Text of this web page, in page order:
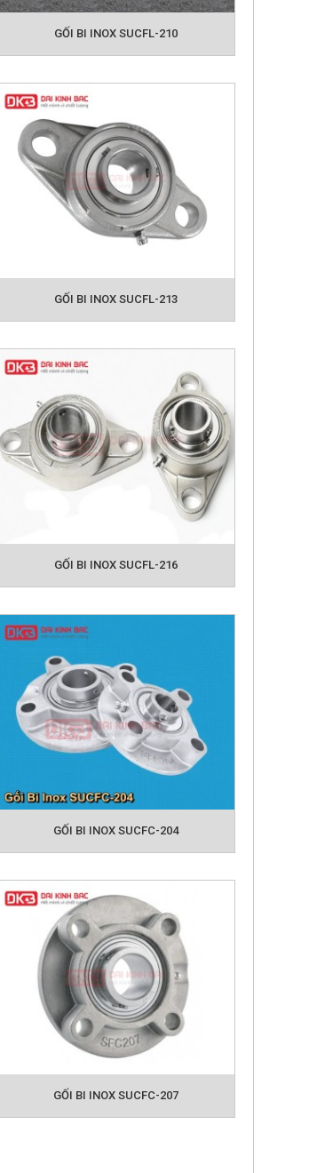
GỐI BI INOX SUCFL-210
GỐI BI INOX SUCFL-213
GỐI BI INOX SUCFL-216
GỐI BI INOX SUCFC-204
GỐI BI INOX SUCFC-207